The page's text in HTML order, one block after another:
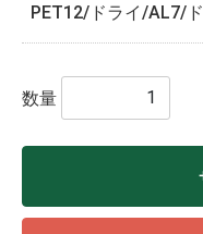
PET12/ドライ/AL7/
数量